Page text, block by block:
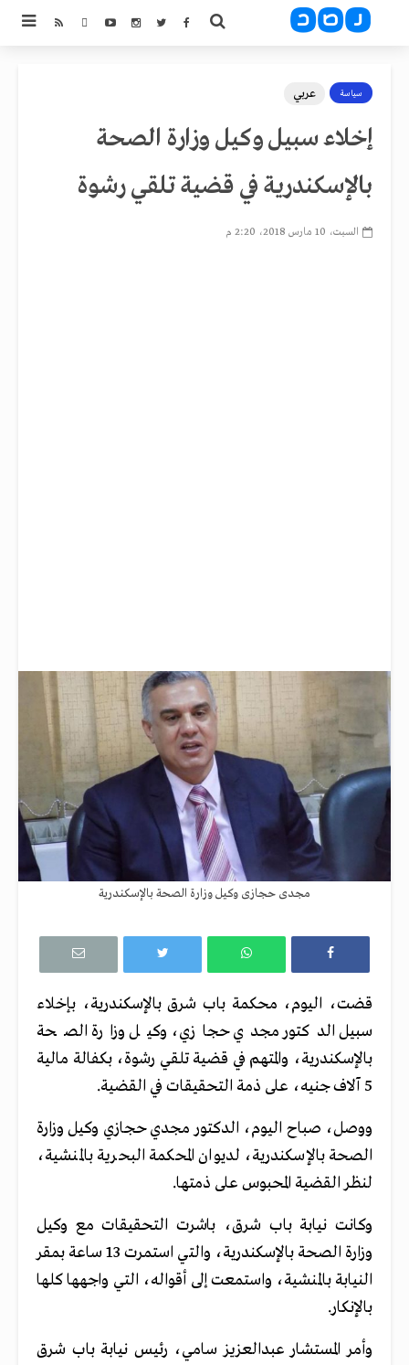
سياسة عربي
إخلاء سبيل وكيل وزارة الصحة
بالإسكندرية في قضية تلقي رشوة
السبت، 10 مارس 2018، 2:20 م
مجدى حجازى وكيل وزارة الصحة بالإسكندرية
قضت، اليوم، محكمة باب شرق بالإسكندرية، بإخلاء
سبيل الدكتور مجدي حجازي، وكيل وزارة الصحة
بالإسكندرية، والمتهم في قضية تلقي رشوة، بكفالة مالية
5 آلاف جنيه، على ذمة التحقيقات في القضية.
ووصل، صباح اليوم، الدكتور مجدي حجازي وكيل وزارة
الصحة بالإسكندرية، لديوان المحكمة البحرية بالمنشية،
لنظر القضية المحبوس على ذمتها.
وكانت نيابة باب شرق، باشرت التحقيقات مع وكيل
وزارة الصحة بالإسكندرية، والتي استمرت 13 ساعة بمقر
النيابة بالمنشية، واستمعت إلى أقواله، التي واجهها كلها
بالإنكار.
وأمر المستشار عبدالعزيز سامي، رئيس نيابة باب شرق